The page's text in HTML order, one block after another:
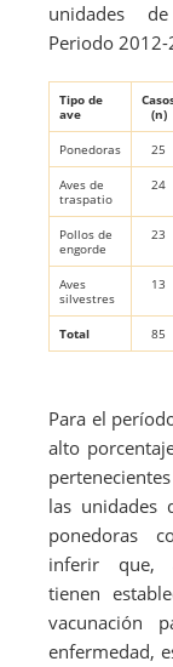
unidades
Periodo 2012-
Tipo de
ave
(n)
Ponedoras 25
Aves de
traspatio
24
Pollos de
engorde
23
Aves
silvestres
13
Total 85
Para el
alto
las unidades
ponedoras
inferir que,
tienen
vacunación
enfermedad,